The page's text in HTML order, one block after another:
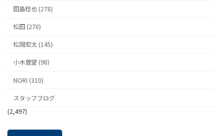
田島稔也 (278)
松田 (270)
松岡宏太 (145)
小木曽望 (98)
NORI (310)
スタッフブログ
(2,497)